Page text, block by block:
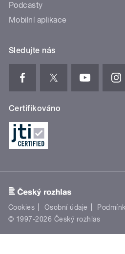
Podcasty
Mobilní aplikace
Sledujte nás
Certifikováno
Cookies Osobní údaje
© 1997-2026 Český rozhlas